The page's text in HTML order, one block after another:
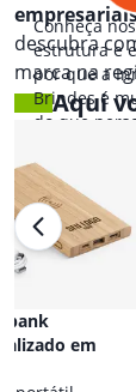
Conheça
estrutura e
por que a
Brindes é
do que
descubra
marca na
Aqui
bank
em